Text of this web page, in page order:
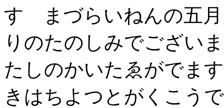
す まづらいねんの五
りのたのしみでござい
たしのかいたゑがでま
きはちよつとがくこう